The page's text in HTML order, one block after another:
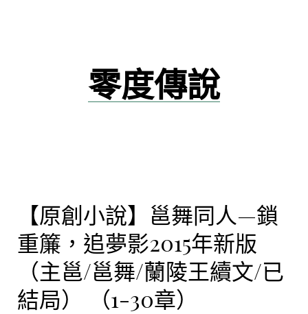
零度傳說
【原創小說】邕舞同人—鎖
重簾，追夢影2015年新版
（主邕/邕舞/蘭陵王續文/已
結局） （1-30章）